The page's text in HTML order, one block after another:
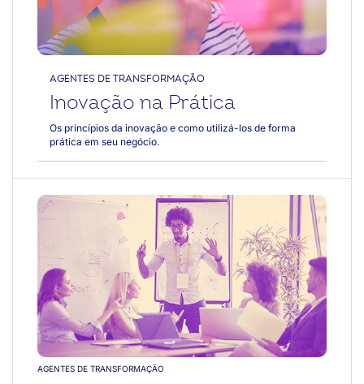
InovaCoop Videocast: inteligência
artificial, inovação e futuro do trabalho,
com Gil Giardelli
AGENTES DE TRANSFORMAÇÃO
Inovação na Prática
Os princípios da inovação e como utilizá-los de forma
prática em seu negócio.
AGENTES DE TRANSFORMAÇÃO